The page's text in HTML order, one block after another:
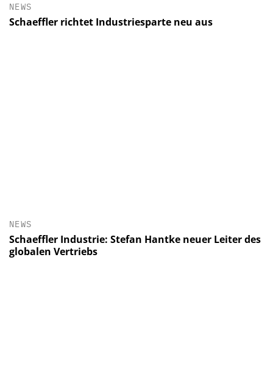
NEWS
Schaeffler richtet Industriesparte neu aus
NEWS
Schaeffler Industrie: Stefan Hantke neuer Leiter des
globalen Vertriebs